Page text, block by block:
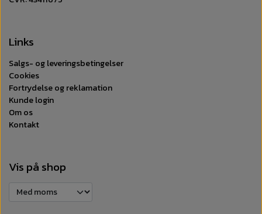
Links
Salgs- og leveringsbetingelser
Cookies
Fortrydelse og reklamation
Kunde login
Om os
Kontakt
Vis på shop